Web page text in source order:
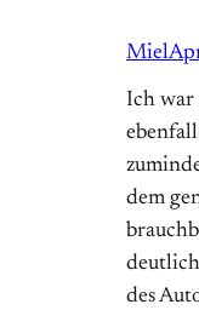
Miel
Ich war
dem
des